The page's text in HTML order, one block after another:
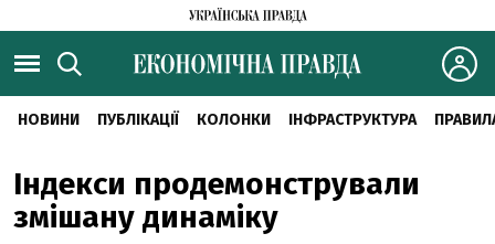
НОВИНИ ПУБЛІКАЦІЇ КОЛОНКИ ІНФРАСТРУКТУРА
Індекси продемонстрували
змішану динаміку